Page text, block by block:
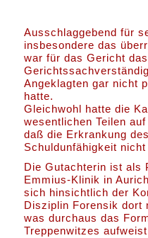
Ausschlaggebend für
insbesondere das
war für das Gericht
Angeklagten gar nicht
hatte.
Gleichwohl hatte die
wesentlichen Teilen
daß die Erkrankung
Schuldunfähigkeit
Die Gutachterin ist als
Emmius-Klinik in
sich hinsichtlich der
Disziplin Forensik dort
was durchaus das
Treppenwitzes